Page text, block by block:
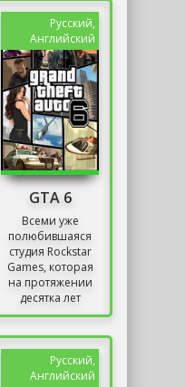
модификации
на...
Русский,
Английский
GTA 6
Всеми уже
полюбившаяся
студия Rockstar
Games, которая
на протяжении
десятка лет
радует фанатов
знать в лучшем
свете....
Русский,
Английский